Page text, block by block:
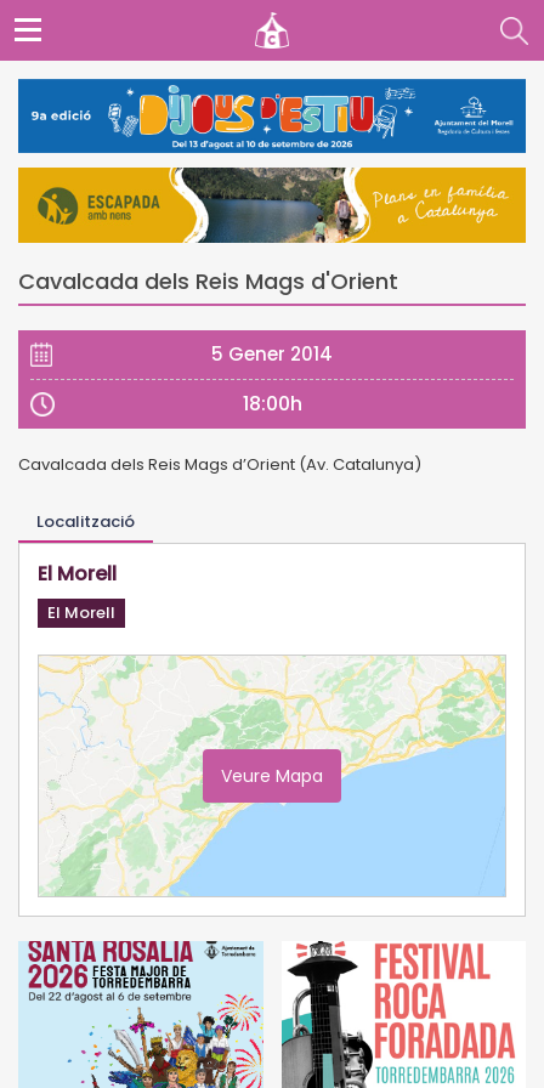
Cavalcada dels Reis Mags d'Orient
5 Gener 2014
18:00h
Cavalcada dels Reis Mags d’Orient (Av. Catalunya)
Localització
El Morell
El Morell
Veure Mapa